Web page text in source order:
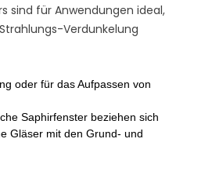
sind für Anwendungen ideal,
Verdunkelung
oder für das Aufpassen von
Saphirfenster beziehen sich
Gläser mit den Grund- und